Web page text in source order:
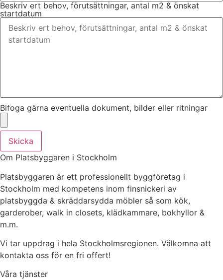
Beskriv ert behov, förutsättningar, antal m2 & önskat
startdatum
Bifoga gärna eventuella dokument, bilder eller ritningar
Skicka
Om Platsbyggaren i Stockholm
Platsbyggaren är ett professionellt byggföretag i
Stockholm med kompetens inom finsnickeri av
platsbyggda & skräddarsydda möbler så som kök,
garderober, walk in closets, klädkammare, bokhyllor &
m.m.
Vi tar uppdrag i hela Stockholmsregionen. Välkomna att
kontakta oss för en fri offert!
Våra tjänster